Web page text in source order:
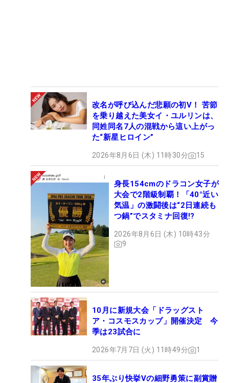
改名が呼び込んだ悲願の初V！ 苦節
を乗り越えた美女イ・ユルリンは、
同姓同名7人の混戦から這い上がっ
た“新星ヒロイン”
2026年8月6日 (木) 11時30分 15
身長154cmのドラコン女子が
大会で2階級制覇！「40°近い
気温」の激闘後は“2日連続も
つ鍋”でスタミナ回復!?
2026年8月6日 (木) 10時43分
9
10月に新規大会「ドラッグスト
ア・コスモスカップ」開催決定 今
季は23試合に
2026年7月7日 (火) 11時49分 1
35年ぶり快挙Vの細野勇策に副賞贈